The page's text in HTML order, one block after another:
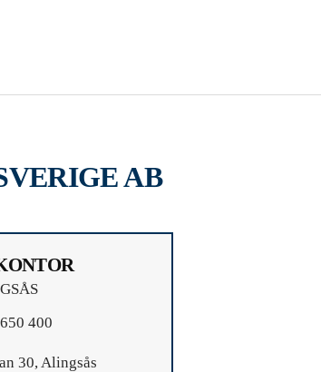
AB
400
30, Alingsås